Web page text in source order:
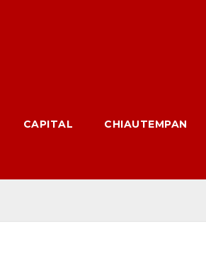
CAPITAL CHIAUTEMPAN